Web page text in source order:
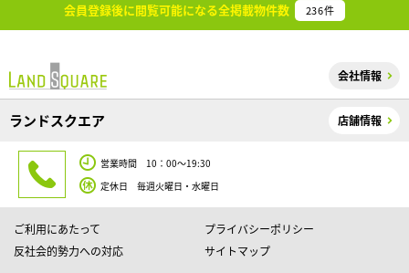
会員登録後に閲覧可能になる全掲載物件数 236件
会社情報
ランドスクエア 店舗情報
営業時間 10：00～19:30
定休日 毎週火曜日・水曜日
ご利用にあたって
プライバシーポリシー
反社会的勢力への対応
サイトマップ